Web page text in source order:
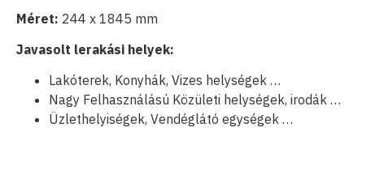
Méret: 244 x 1845 mm
Javasolt lerakási helyek:
Lakóterek, Konyhák, Vizes helységek …
Nagy Felhasználású Közületi helységek, irodák …
Üzlethelyiségek, Vendéglátó egységek …